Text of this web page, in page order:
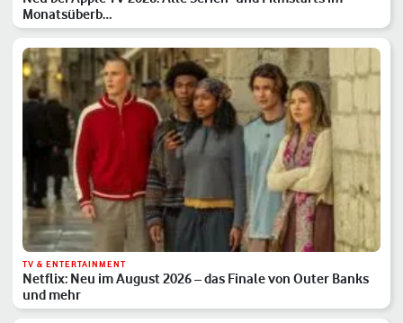
Monatsüberb…
TV & ENTERTAINMENT
Netflix: Neu im August 2026 – das Finale von Outer Banks
und mehr